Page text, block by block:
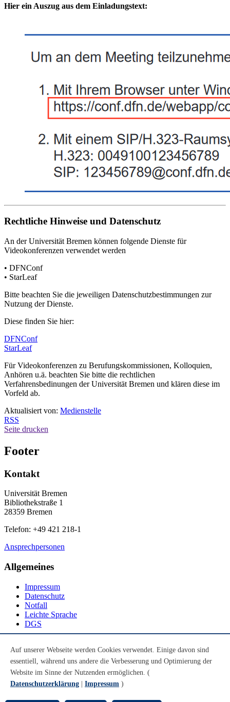
Hier ein Auszug aus dem Einladungstext:
Rechtliche Hinweise und Datenschutz
An der Universität Bremen können folgende Dienste für
Videokonferenzen verwendet werden
• DFNConf
• StarLeaf
Bitte beachten Sie die jeweiligen Datenschutzbestimmungen zur
Nutzung der Dienste.
Diese finden Sie hier:
DFNConf
StarLeaf
Für Videokonferenzen zu Berufungskommissionen, Kolloquien,
Anhören u.ä. beachten Sie bitte die rechtlichen
Verfahrensbedinungen der Universität Bremen und klären diese im
Vorfeld ab.
Aktualisiert von: Medienstelle
RSS
Seite drucken
Footer
Kontakt
Universität Bremen
Bibliothekstraße 1
28359 Bremen
Telefon: +49 421 218-1
Ansprechpersonen
Allgemeines
Impressum
Datenschutz
Notfall
Leichte Sprache
DGS
Youtube
Instagram
LinkedIn
Auf unserer Webseite werden Cookies verwendet. Einige davon sind
essentiell, während uns andere die Verbesserung und Optimierung der
Website im Sinne der Nutzenden ermöglichen. (
Datenschutzerklärung
Impressum )